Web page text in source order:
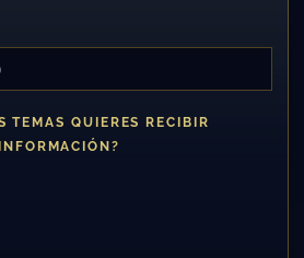
TEMAS QUIERES RECIBIR
INFORMACIÓN?